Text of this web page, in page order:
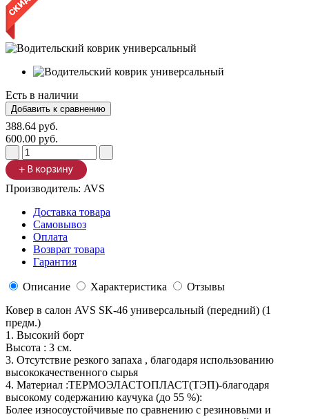
Есть в наличии
388.64 руб.
600.00 руб.
Производитель: AVS
Доставка товара
Самовывоз
Оплата
Возврат товара
Гарантия
Описание Характеристика
Отзывы
Ковер в салон AVS SK-46 универсальный (передний) (1
предм.)
1. Высокий борт
Высота : 3 см.
3. Отсутствие резкого запаха , благодаря использованию
высококачественного сырья
4. Материал :ТЕРМОЭЛАСТОПЛАСТ(ТЭП)-благодаря
высокому содержанию каучука (до 55 %):
Более износоустойчивые по сравнению с резиновыми и